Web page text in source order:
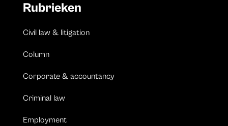
Rubrieken
Civil law & litigation
Column
Corporate & accountancy
Criminal law
Employment